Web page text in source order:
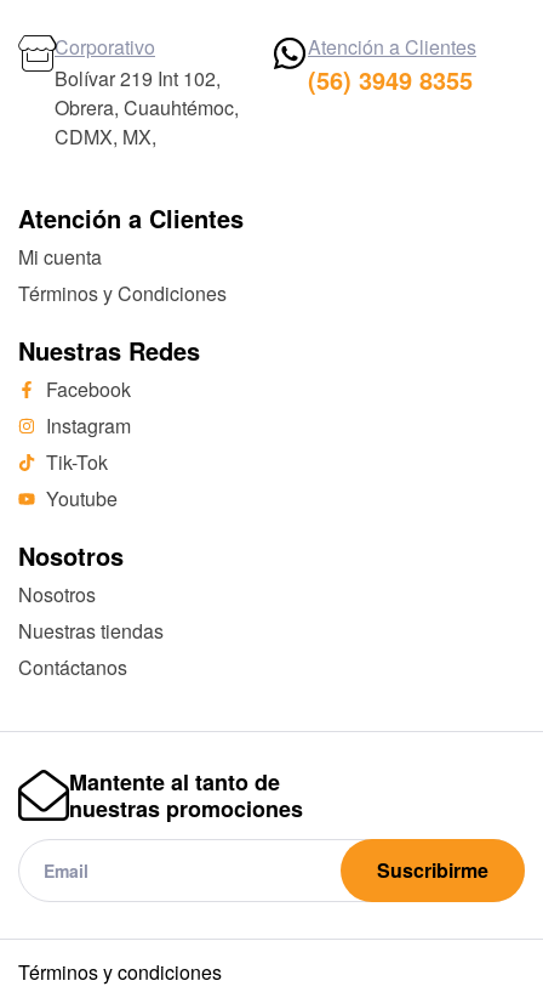
Atención a Clientes
Mi cuenta
Términos y Condiciones
Nuestras Redes
Facebook
Instagram
Tik-Tok
Youtube
Nosotros
Nosotros
Nuestras tiendas
Contáctanos
Corporativo
Bolívar 219 Int 102,
Obrera, Cuauhtémoc,
CDMX, MX,
Atención a Clientes
(56) 3949 8355
Mantente al tanto de
nuestras promociones
Suscribirme
Términos y condiciones